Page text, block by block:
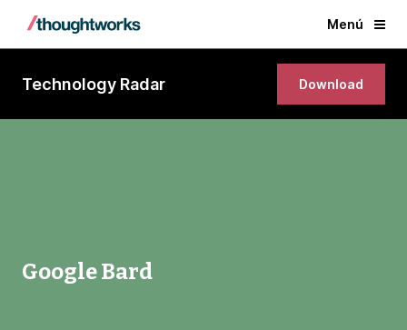
Menú
Technology Radar Download
Google Bard